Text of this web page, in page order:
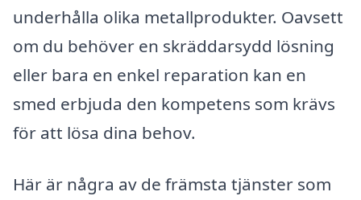
underhålla olika metallprodukter. Oavsett
om du behöver en skräddarsydd lösning
eller bara en enkel reparation kan en
smed erbjuda den kompetens som krävs
för att lösa dina behov.
Här är några av de främsta tjänster som